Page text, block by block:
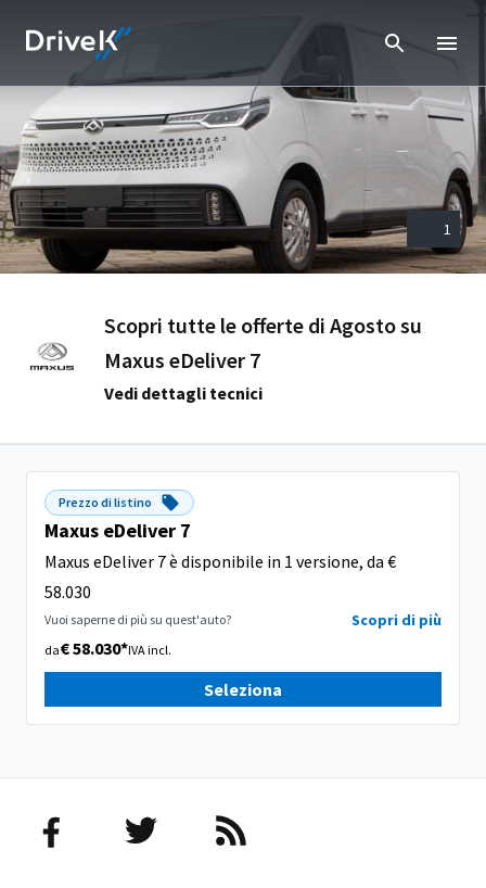
1
Scopri tutte le offerte di Agosto su
Maxus eDeliver 7
Vedi dettagli tecnici
Prezzo di listino
Maxus eDeliver 7
Maxus eDeliver 7 è disponibile in 1 versione, da €
58.030
Vuoi saperne di più su quest'auto? Scopri di più
da€ 58.030*IVA incl.
Seleziona